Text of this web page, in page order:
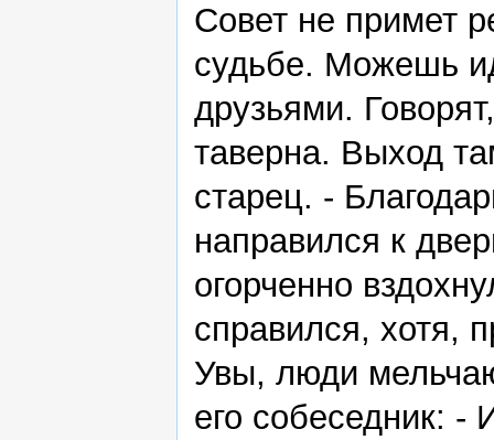
Совет не примет
судьбе. Можешь
друзьями.
таверна. Выход
старец. -
направился к
огорченно
справился, хотя,
Увы, люди
его собеседник: -